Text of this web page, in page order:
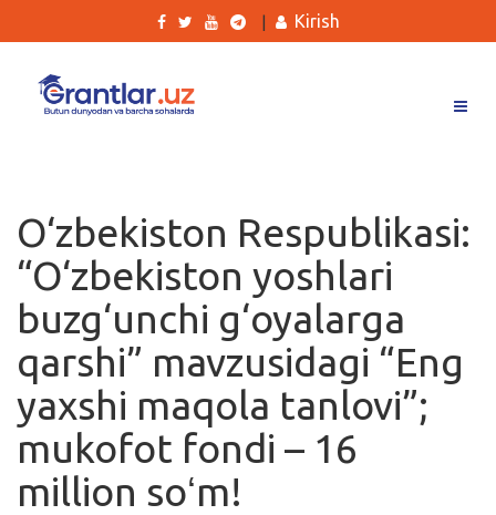
Ishlar
Kurslar
Blog
Yana
Qidirish
Kirish
O‘zbekiston Respublikasi:
“O‘zbekiston yoshlari
buzg‘unchi g‘oyalarga
qarshi” mavzusidagi “Eng
yaxshi maqola tanlovi”;
mukofot fondi – 16
million soʻm!